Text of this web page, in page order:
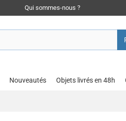
Qui sommes-nous ?
Nouveautés Objets livrés en 48h